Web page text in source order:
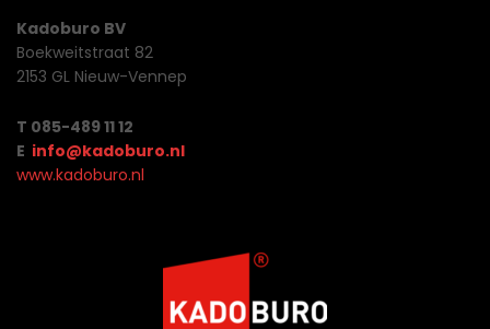
Kadoburo BV
Boekweitstraat 82
2153 GL Nieuw-Vennep
T 085-489 11 12
E info@kadoburo.nl
www.kadoburo.nl